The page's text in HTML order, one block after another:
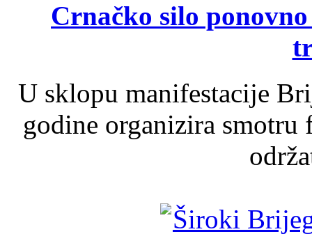
Crnačko silo
U sklopu manifestacije
godine organizira